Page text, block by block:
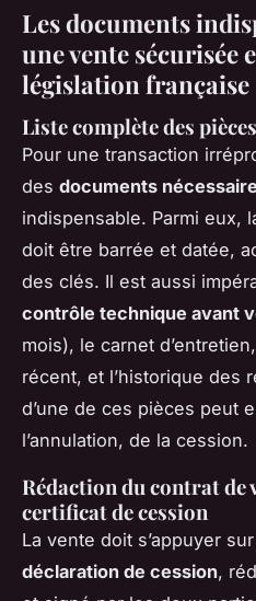
Les documents
une vente sécurisée
législation française
Liste complète des
Pour une transaction
des documents
indispensable. Parmi eux,
doit être barrée et datée,
des clés. Il est aussi
contrôle technique avant
mois), le carnet
récent, et l’historique des
d’une de ces pièces peut
l’annulation, de la cession.
Rédaction du contrat de
certificat de cession
La vente doit s’appuyer
déclaration de cession,